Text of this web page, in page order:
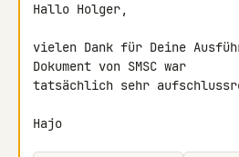
Hallo Holger,
vielen Dank für Deine
Dokument von SMSC war
tatsächlich sehr
Hajo